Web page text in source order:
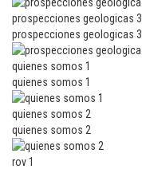
prospecciones geologicas 3
prospecciones geologicas 3
quienes somos 1
quienes somos 1
quienes somos 2
quienes somos 2
rov 1